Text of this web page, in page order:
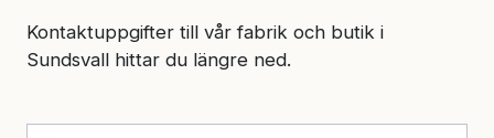
Kontaktuppgifter till vår fabrik och butik i
Sundsvall hittar du längre ned.